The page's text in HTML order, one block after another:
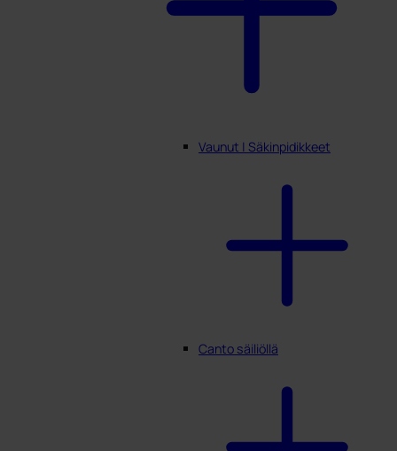
Vaunut | Säkinpidikkeet
Canto säiliöllä